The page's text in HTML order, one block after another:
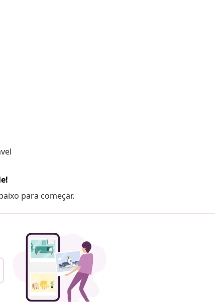
para começar.